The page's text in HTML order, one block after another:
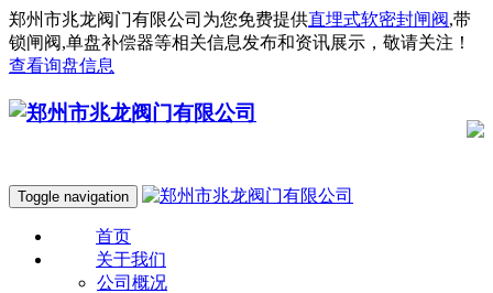
郑州市兆龙阀门有限公司为您免费提供直埋式软密封闸阀,带
锁闸阀,单盘补偿器等相关信息发布和资讯展示，敬请关注！
查看询盘信息
Toggle navigation
首页
关于我们
公司概况